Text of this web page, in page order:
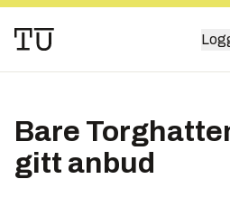
Bare
gitt anbud